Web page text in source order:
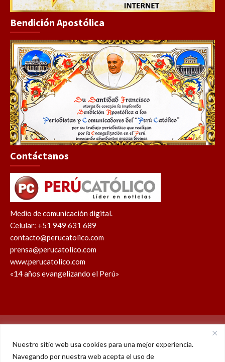
Nuestro sitio web usa cookies para una mejor experiencia.
Navegando por nuestra web acepta el uso de
Bendición Apostólica
Contáctanos
Medio de comunicación digital.
Celular: +51 949 631 689
contacto@perucatolico.com
prensa@perucatolico.com
www.perucatolico.com
«14 años evangelizando el Perú»
WhatsAppFacebookYoutubeInstagram
X